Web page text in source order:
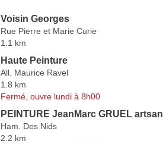
Voisin Georges
Rue Pierre et Marie Curie
1.1 km
Haute Peinture
All. Maurice Ravel
1.8 km
Fermé, ouvre lundi à 8h00
PEINTURE JeanMarc GRUEL artsan
Ham. Des Nids
2.2 km